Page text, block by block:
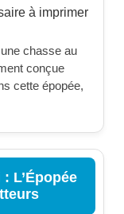
chasse au
conçue
cette épopée,
L’Épopée